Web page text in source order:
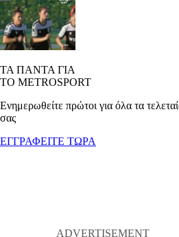
ΤΑ ΠΑΝΤΑ ΓΙΑ
ΤΟ METROSPORT
Ενημερωθείτε πρώτοι για όλα τα
σας
ΕΓΓΡΑΦΕΙΤΕ ΤΩΡΑ